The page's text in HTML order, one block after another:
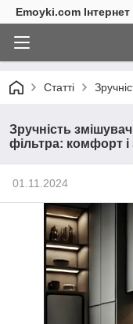
Emoyki.com
Статті
Зручність
фільтра: комфорт
01.11.2024